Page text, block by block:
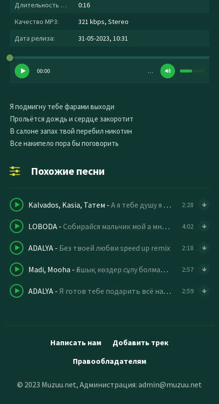
Длительность MP3:
0:16
Качество MP3:
321 kbps, Stereo
Дата релиза:
31-05-2023, 10:31
00:00 …
Я подмигну тебе фарами выходи
Прольётся дождь и сердце закоротит
В салоне запах твой перебил никотин
Все накипело пора бы поговорить
Похожие песни
Kalvados, Kasia, Татем - А я тебе душу я тебе сердце я тебе песню 2:28
LOBODA - Собирайся мальчик мой а мне пора домой 4:02
ADALYA - Без твоей любви speed up remix 2:18
Madi, Mooha - Ғашық көздер сұлу болмай ма 2:57
ADALYA - Я готов тебе подарить всё на свете и рядом быть 2:59
Написать нам
Добавить трек
Правообладателям
© 2023 Muzuu.net, Администрация: admin@muzuu.net